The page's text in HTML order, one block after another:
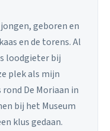
geboren en
en de torens. Al
loodgieter bij
plek als mijn
De Moriaan in
bij het Museum
klus gedaan.